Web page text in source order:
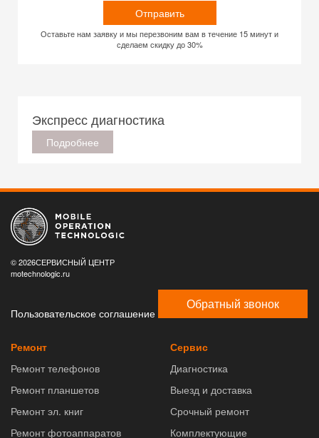
Отправить
Оставьте нам заявку и мы перезвоним вам в течение 15 минут и
сделаем скидку до 30%
Экспресс диагностика
Подробнее
© 2026СЕРВИСНЫЙ ЦЕНТР
motechnologic.ru
Пользовательское соглашение
Обратный звонок
Ремонт
Ремонт телефонов
Ремонт планшетов
Ремонт эл. книг
Ремонт фотоаппаратов
Сервис
Диагностика
Выезд и доставка
Срочный ремонт
Комплектующие